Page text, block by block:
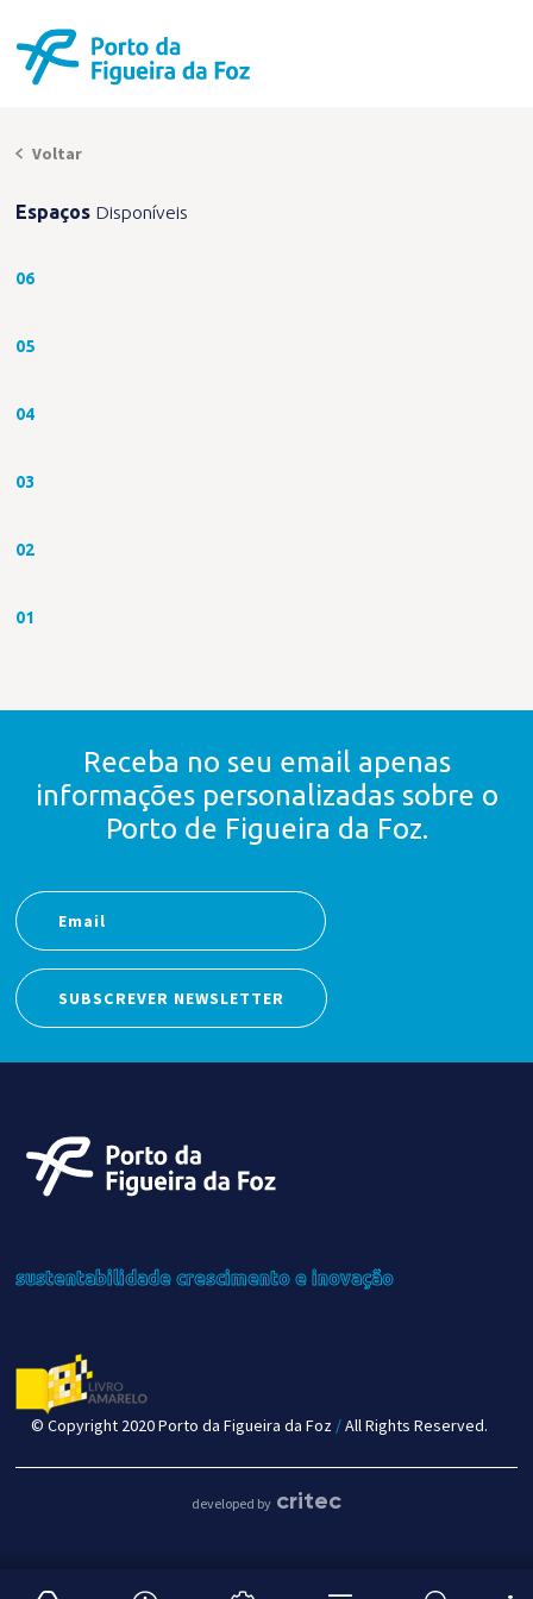
Voltar
Espaços Disponíveis
06
05
04
03
02
01
Receba no seu email apenas
informações personalizadas sobre o
Porto de Figueira da Foz.
SUBSCREVER NEWSLETTER
sustentabilidadecrescimentoe inovação
© Copyright 2020 Porto da Figueira da Foz /All Rights Reserved.
developed by critec